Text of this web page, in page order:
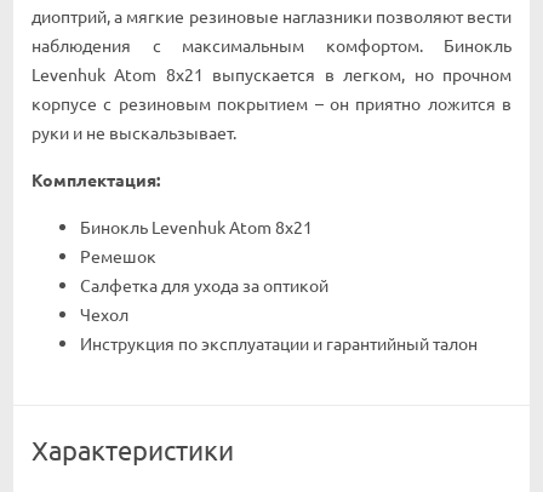
диоптрий, а мягкие резиновые наглазники позволяют вести
наблюдения с максимальным комфортом. Бинокль
Levenhuk Atom 8x21 выпускается в легком, но прочном
корпусе с резиновым покрытием – он приятно ложится в
руки и не выскальзывает.
Комплектация:
Бинокль Levenhuk Atom 8x21
Ремешок
Салфетка для ухода за оптикой
Чехол
Инструкция по эксплуатации и гарантийный талон
Характеристики